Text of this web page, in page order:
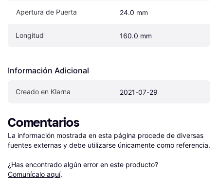
Apertura de Puerta 24.0 mm
Longitud 160.0 mm
Información Adicional
Creado en Klarna 2021-07-29
Comentarios
La información mostrada en esta página procede de diversas
fuentes externas y debe utilizarse únicamente como referencia.
¿Has encontrado algún error en este producto?
Comunícalo aquí.